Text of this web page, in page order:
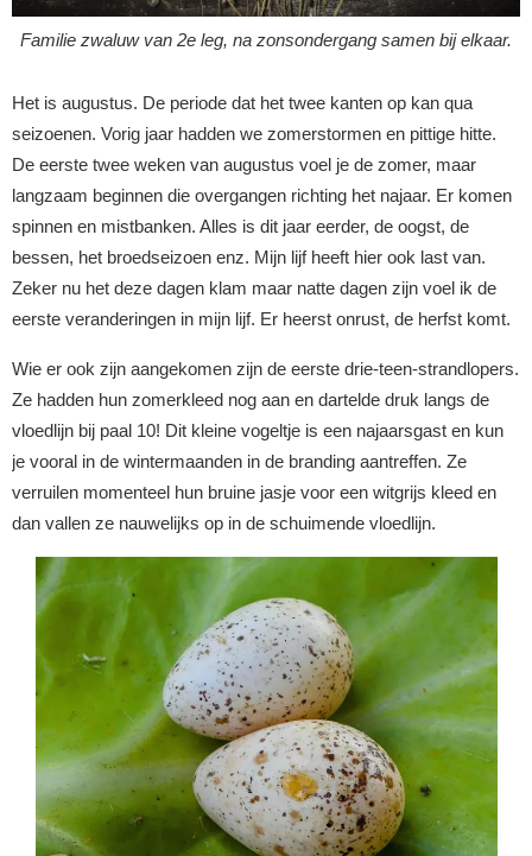
Familie zwaluw van 2e leg, na zonsondergang samen bij elkaar.
Het is augustus. De periode dat het twee kanten op kan qua
seizoenen. Vorig jaar hadden we zomerstormen en pittige hitte.
De eerste twee weken van augustus voel je de zomer, maar
langzaam beginnen die overgangen richting het najaar. Er komen
spinnen en mistbanken. Alles is dit jaar eerder, de oogst, de
bessen, het broedseizoen enz. Mijn lijf heeft hier ook last van.
Zeker nu het deze dagen klam maar natte dagen zijn voel ik de
eerste veranderingen in mijn lijf. Er heerst onrust, de herfst komt.
Wie er ook zijn aangekomen zijn de eerste drie-teen-strandlopers.
Ze hadden hun zomerkleed nog aan en dartelde druk langs de
vloedlijn bij paal 10! Dit kleine vogeltje is een najaarsgast en kun
je vooral in de wintermaanden in de branding aantreffen. Ze
verruilen momenteel hun bruine jasje voor een witgrijs kleed en
dan vallen ze nauwelijks op in de schuimende vloedlijn.